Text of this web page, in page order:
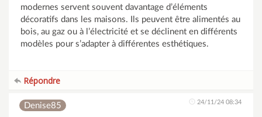
modernes servent souvent davantage d’éléments
décoratifs dans les maisons. Ils peuvent être alimentés au
bois, au gaz ou à l’électricité et se déclinent en différents
modèles pour s’adapter à différentes esthétiques.
Répondre
Denise85 24/11/24 08:34